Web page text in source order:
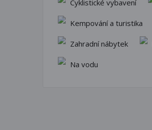
Cyklistické vybavení
Kempování a turistika
Zahradní nábytek
Na vodu